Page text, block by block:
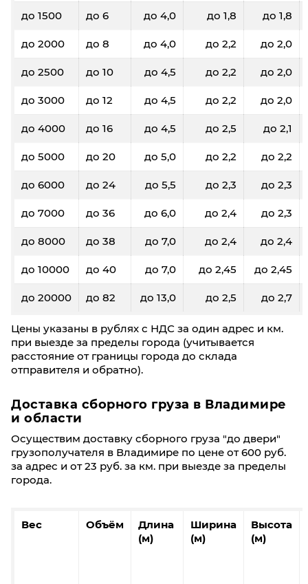
до 1500 до 6 до 4,0 до 1,8 до 1,8
до 2000 до 8 до 4,0 до 2,2 до 2,0
до 2500 до 10 до 4,5 до 2,2 до 2,0
до 3000 до 12 до 4,5 до 2,2 до 2,0
до 4000 до 16 до 4,5 до 2,5 до 2,1
до 5000 до 20 до 5,0 до 2,2 до 2,2
до 6000 до 24 до 5,5 до 2,3 до 2,3
до 7000 до 36 до 6,0 до 2,4 до 2,3
до 8000 до 38 до 7,0 до 2,4 до 2,4
до 10000 до 40 до 7,0 до 2,45 до 2,45
до 20000 до 82 до 13,0 до 2,5 до 2,7
Цены указаны в рублях с НДС за один адрес и км.
при выезде за пределы города (учитывается
расстояние от границы города до склада
отправителя и обратно).
Доставка сборного груза в Владимире
и области
Осуществим доставку сборного груза "до двери"
грузополучателя в Владимире по цене от 600 руб.
за адрес и от 23 руб. за км. при выезде за пределы
города.
Вес Объём
Длина
(м)
Ширина
(м)
Высота
(м)